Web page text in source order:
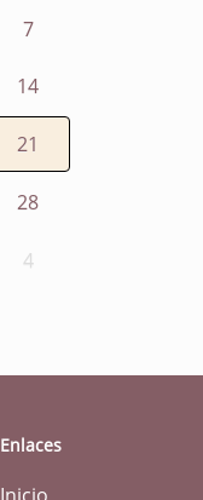
7
14
21
28
4
Enlaces